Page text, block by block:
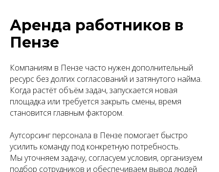
Аренда работников в
Пензе
Компаниям в Пензе часто нужен дополнительный
ресурс без долгих согласований и затянутого найма.
Когда растёт объём задач, запускается новая
площадка или требуется закрыть смены, время
становится главным фактором.
Аутсорсинг персонала в Пензе помогает быстро
усилить команду под конкретную потребность.
Мы уточняем задачу, согласуем условия, организуем
подбор сотрудников и обеспечиваем вывод людей